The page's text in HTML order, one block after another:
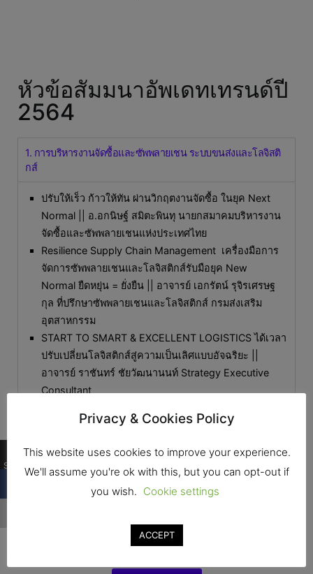
หัวข้อสัมมนาอัพเดทเทรนด์ปี
2564
1. การบริหารงานจัดซื้อและซัพพลายเชน ระบบขนส่งและโลจิสติ
กส์
ปรับให้เร็ว ก้าวให้ทัน ผ่านวิกฤตงานจัดซื้อ ในยุค Next
Normal || อ.อกนิษฐ์ สมิตะพินทุ นายกสมาคมบริหารงาน
จัดซื้อและซัพพลายเชนแห่งประเทศไทย
Resilience Supply Chain Management เครื่องมือการ
จัดการซัพพลายเชนและโลจิสติกส์รับมือยุค New
Normal ยืดหยุ่น = ยั่งยืน || อาจารย์ เอกรัตน์ รุจิรเศรษฐ
กุล ที่ปรึกษาซัพพลายเชนและโลจิสติกส์ กรมส่งเสริม
อุตสาหกรรม
START TO SMART & EXCELLENT LOGISTICS ได้เวลา
ปรับเปลี่ยนโลจิสติกส์สู่ความเป็นเลิศแบบอัจฉริยะ ||
อาจารย์ ราชันทร์ ชัยวัฒนานนท์ Strategy Executive
Consultant
3. การบริหารจัดการงานวิศวกรรม เทคโนโลยีการผลิต นวัตกรรม
5. ระบบคุณภาพ การจัดการสิ่งแวดล้อม
Privacy & Cookies Policy
This website uses cookies to improve your experience.
We'll assume you're ok with this, but you can opt-out if
you wish. Cookie settings
ACCEPT
Shares